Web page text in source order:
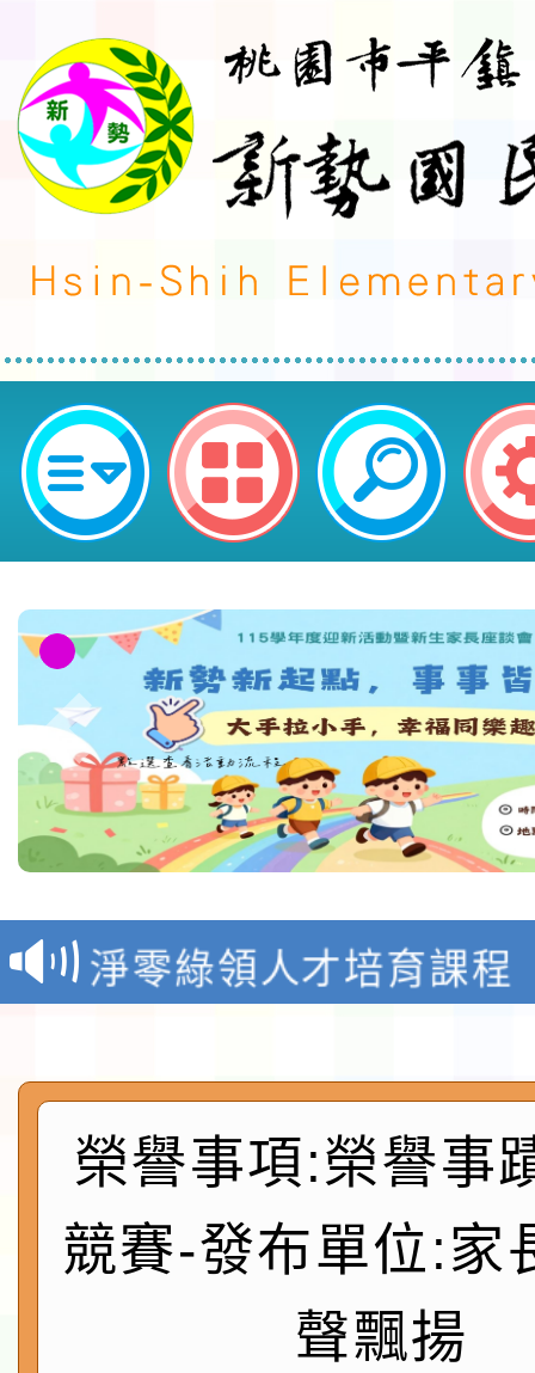
榮譽事蹟:科學競賽-發布單位:家長
報
淨零綠領人才培育課程
及師生本土語及新住民
實施要點各1份
115年食農教育專業人
程
函轉國家通訊傳播委員
鎮韌性（防空）演習－
速演練執行計畫」
「115年金融知識線上
本校115學年度第1學
榮譽事項:榮譽事
競賽-發布單位:家
聲飄揚